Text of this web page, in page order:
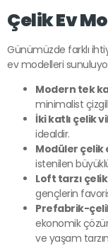
Çelik Ev
Günümüzde farklı
ev modelleri
Modern tek
minimalist
İki katlı çelik
idealdir.
Modüler çelik
istenilen
Loft tarzı
gençlerin
Prefabrik-
ekonomik
ve yaşam